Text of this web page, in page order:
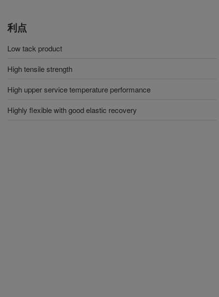
利点
Low tack product
High tensile strength
High upper service temperature performance
Highly flexible with good elastic recovery